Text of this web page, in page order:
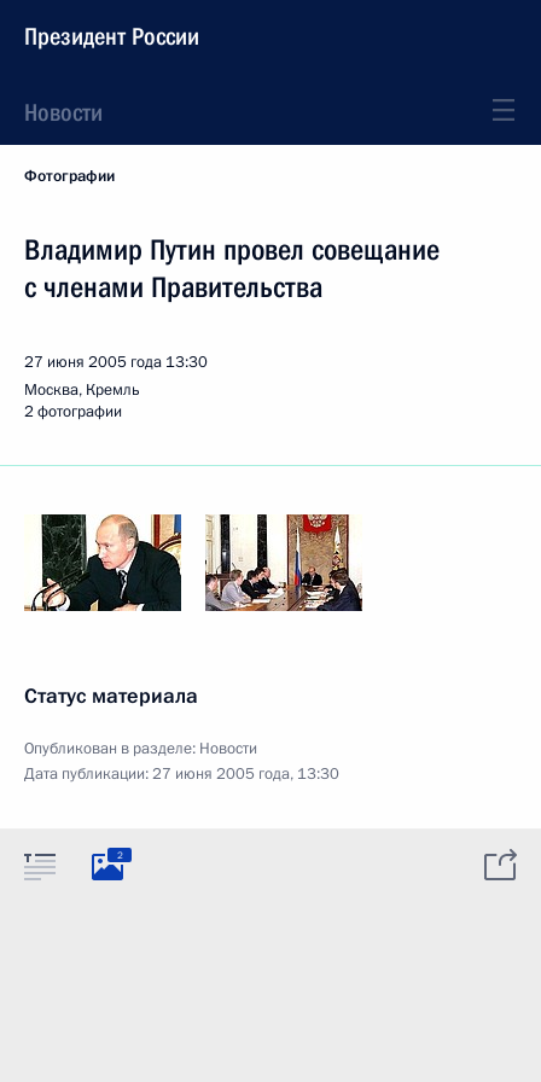
Президент России
Новости
Фотографии
Владимир Путин провел совещание
с членами Правительства
27 июня 2005 года 13:30
Москва, Кремль
2 фотографии
Статус материала
Опубликован в разделе: Новости
Дата публикации:27 июня 2005 года, 13:30
2